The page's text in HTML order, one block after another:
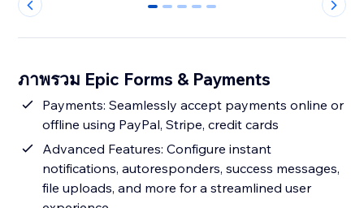
0 1 2 3 4
ภาพรวม Epic Forms & Payments
Payments: Seamlessly accept payments online or
offline using PayPal, Stripe, credit cards
Advanced Features: Configure instant
notifications, autoresponders, success messages,
file uploads, and more for a streamlined user